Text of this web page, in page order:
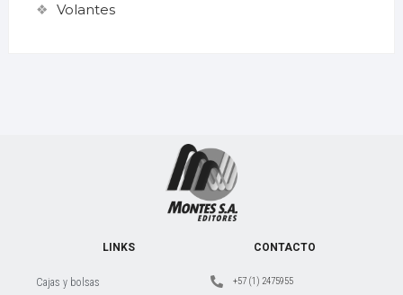
Volantes
LINKS
Cajas y bolsas
CONTACTO
+57 (1) 2475955